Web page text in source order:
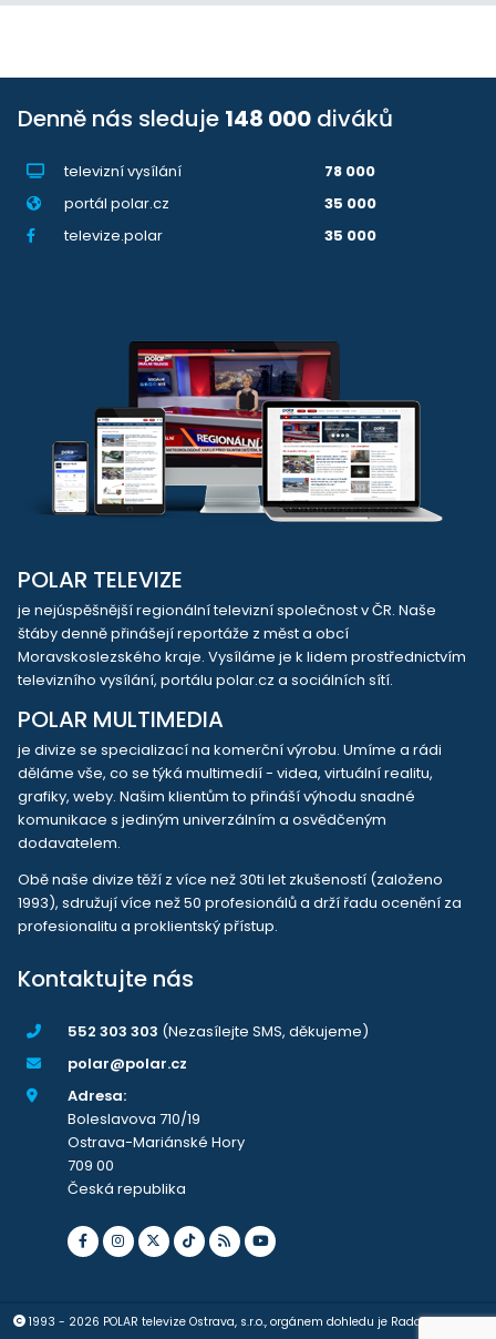
Denně nás sleduje 148 000 diváků
televizní vysílání
78 000
portál polar.cz
35 000
televize.polar
35 000
POLAR TELEVIZE
je nejúspěšnější regionální televizní společnost v ČR. Naše
štáby denně přinášejí reportáže z měst a obcí
Moravskoslezského kraje. Vysíláme je k lidem prostřednictvím
televizního vysílání, portálu polar.cz a sociálních sítí.
POLAR MULTIMEDIA
je divize se specializací na komerční výrobu. Umíme a rádi
děláme vše, co se týká multimedií - videa, virtuální realitu,
grafiky, weby. Našim klientům to přináší výhodu snadné
komunikace s jediným univerzálním a osvědčeným
dodavatelem.
Obě naše divize těží z více než 30ti let zkušeností (založeno
1993), sdružují více než 50 profesionálů a drží řadu ocenění za
profesionalitu a proklientský přístup.
Kontaktujte nás
552 303 303 (Nezasílejte SMS, děkujeme)
polar@polar.cz
Adresa:
Boleslavova 710/19
Ostrava-Mariánské Hory
709 00
Česká republika
1993 - 2026 POLAR televize Ostrava, s.r.o., orgánem dohledu je Rada pro